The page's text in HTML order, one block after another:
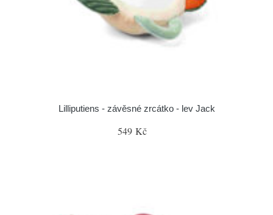
Lilliputiens - závěsné zrcátko - lev Jack
549 Kč